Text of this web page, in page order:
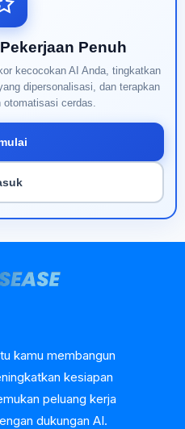
Penuh
kecocokan AI Anda, tingkatkan
dipersonalisasi, dan terapkan
otomatisasi cerdas.
kamu membangun
kesiapan
peluang kerja
dukungan AI.